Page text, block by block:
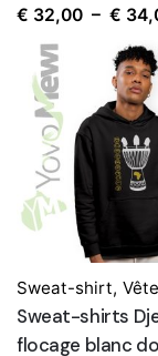
€ 32,00 – €
Sweat-shirt,
Sweat-shirts
flocage blanc